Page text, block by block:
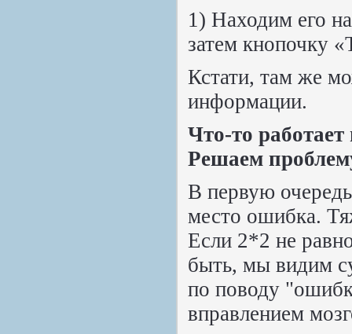
1) Находим его
затем кнопочку
Кстати, там же
информации.
Что-то
Решаем
В первую
место ошибка.
Если 2*2 не
быть, мы видим
по поводу
вправлением